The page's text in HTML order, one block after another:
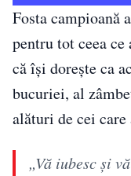
Fosta campioană
pentru tot ceea
că își dorește ca
bucuriei, al
alături de cei
„Vă iubesc și